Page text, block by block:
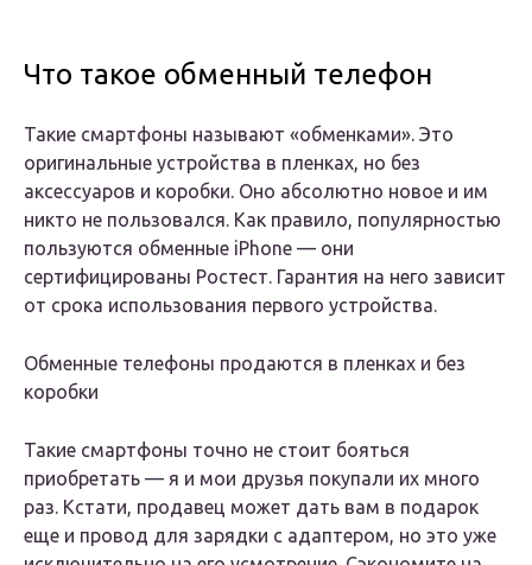
Что такое обменный телефон
Такие смартфоны называют «обменками». Это
оригинальные устройства в пленках, но без
аксессуаров и коробки. Оно абсолютно новое и им
никто не пользовался. Как правило, популярностью
пользуются обменные iPhone — они
сертифицированы Ростест. Гарантия на него зависит
от срока использования первого устройства.
Обменные телефоны продаются в пленках и без
коробки
Такие смартфоны точно не стоит бояться
приобретать — я и мои друзья покупали их много
раз. Кстати, продавец может дать вам в подарок
еще и провод для зарядки с адаптером, но это уже